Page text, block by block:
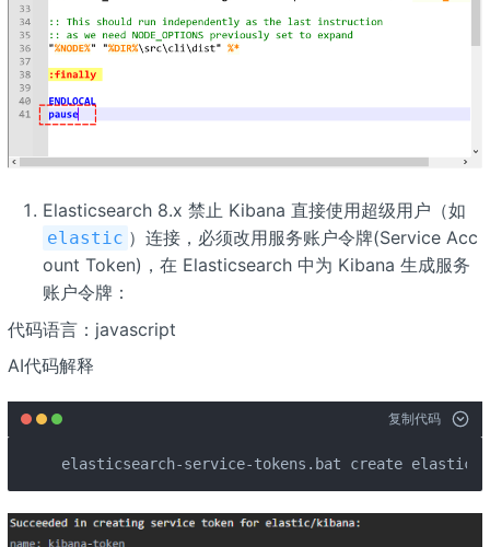
Elasticsearch 8.x 禁止 Kibana 直接使用超级用户（如
elastic ）连接，必须改用服务账户令牌(Service Acc
ount Token)，在 Elasticsearch 中为 Kibana 生成服务
账户令牌：
代码语言：javascript
AI代码解释
复制代码
elasticsearch-service-tokens.bat create elastic/